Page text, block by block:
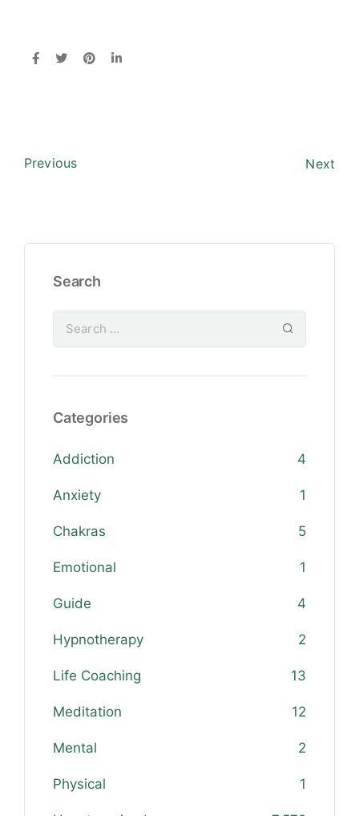
Previous Next
Search
Categories
Addiction 4
Anxiety 1
Chakras 5
Emotional 1
Guide 4
Hypnotherapy 2
Life Coaching 13
Meditation 12
Mental 2
Physical 1